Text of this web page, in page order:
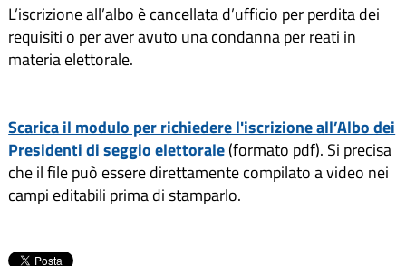
L’iscrizione all’albo è cancellata d’ufficio per perdita dei
requisiti o per aver avuto una condanna per reati in
materia elettorale.
Scarica il modulo per richiedere l'iscrizione all’Albo dei
Presidenti di seggio elettorale(formato pdf). Si precisa
che il file può essere direttamente compilato a video nei
campi editabili prima di stamparlo.